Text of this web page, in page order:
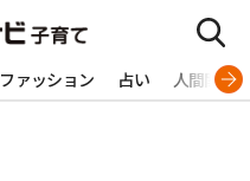
ファッション 占い 人間関係